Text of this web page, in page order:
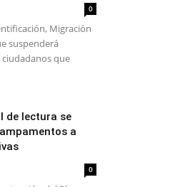
0
Migración
suspenderá
que
de lectura se
a
0